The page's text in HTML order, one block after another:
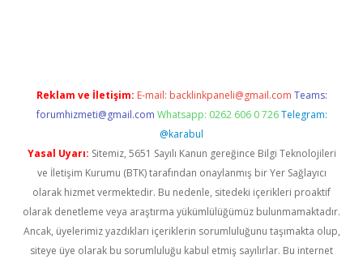
Reklam ve İletişim: E-mail: backlinkpaneli@gmail.com Teams:
forumhizmeti@gmail.com Whatsapp: 0262 606 0 726 Telegram:
@karabul
Yasal Uyarı: Sitemiz, 5651 Sayılı Kanun gereğince Bilgi Teknolojileri
ve İletişim Kurumu (BTK) tarafından onaylanmış bir Yer Sağlayıcı
olarak hizmet vermektedir. Bu nedenle, sitedeki içerikleri proaktif
olarak denetleme veya araştırma yükümlülüğümüz bulunmamaktadır.
Ancak, üyelerimiz yazdıkları içeriklerin sorumluluğunu taşımakta olup,
siteye üye olarak bu sorumluluğu kabul etmiş sayılırlar. Bu internet